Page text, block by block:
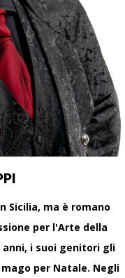
Sicilia, ma è romano
per l'Arte della
anni, i suoi genitori gli
per Natale. Negli
Spettacolo elegante per
trasversale per teatri,
8 maggio 2026
Come ingaggiare
Come ingaggiare artisti
scegliere spettacoli di
6 maggio 2026
Spettacolo visuale
Spettacolo visuale per
pubblico, con impatto